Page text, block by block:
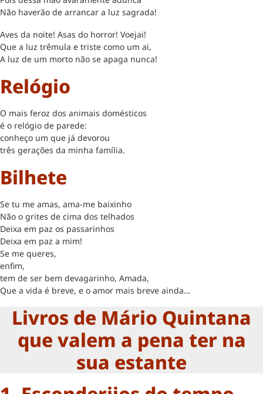
Não haverão de arrancar a luz sagrada!
Aves da noite! Asas do horror! Voejai!
Que a luz trêmula e triste como um ai,
A luz de um morto não se apaga nunca!
Relógio
O mais feroz dos animais domésticos
é o relógio de parede:
conheço um que já devorou
três gerações da minha família.
Bilhete
Se tu me amas, ama-me baixinho
Não o grites de cima dos telhados
Deixa em paz os passarinhos
Deixa em paz a mim!
Se me queres,
enfim,
tem de ser bem devagarinho, Amada,
Que a vida é breve, e o amor mais breve ainda…
Livros de Mário Quintana
que valem a pena ter na
sua estante